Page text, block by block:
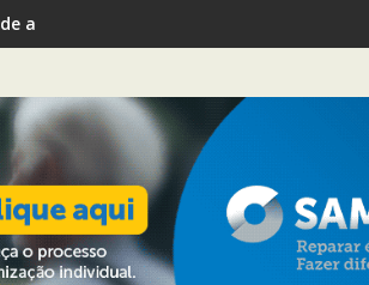
até 80 km/h em Itabirito